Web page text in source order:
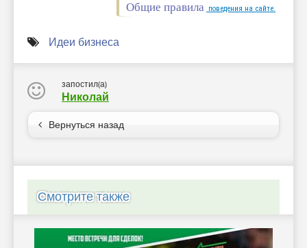
Общие правила поведения на сайте.
Идеи бизнеса
запостил(а)
Николай
Вернуться назад
Смотрите также